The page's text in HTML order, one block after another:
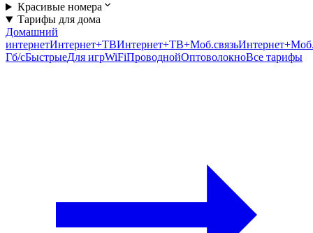
Красивые номера
Тарифы для дома
Домашний
интернетИнтернет+ТВИнтернет+ТВ+Моб.связь
Гб/cБыстрыеДля игрWiFiПроводнойОптоволокноВсе тарифы